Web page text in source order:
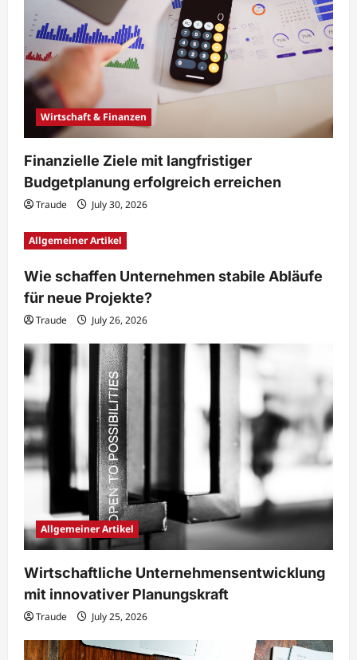
Wirtschaft & Finanzen
Finanzielle Ziele mit langfristiger
Budgetplanung erfolgreich erreichen
Traude July 30, 2026
Allgemeiner Artikel
Wie schaffen Unternehmen stabile Abläufe
für neue Projekte?
Traude July 26, 2026
Allgemeiner Artikel
Wirtschaftliche Unternehmensentwicklung
mit innovativer Planungskraft
Traude July 25, 2026